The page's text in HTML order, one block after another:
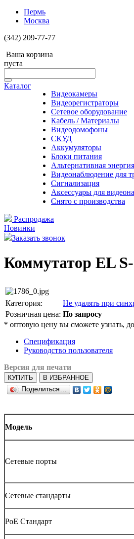
Пермь
Москва
(342) 209-77-77
Ваша корзина
пуста
Каталог
Видеокамеры
Видеорегистраторы
Сетевое оборудование
Кабель / Материалы
Видеодомофоны
СКУД
Аккумуляторы
Блоки питания
Альтернативная энергия
Видеонаблюдение для
Сигнализация
Аксессуары для
Снято с производства
Распродажа
Новинки
Заказать звонок
Коммутатор EL
Категория:
Не удалять при
Розничная цена: По запросу
* оптовую цену вы сможете узнать,
Спецификация
Руководство пользователя
Версия для печати
КУПИТЬ
В ИЗБРАННОЕ
Поделиться…
Модель
Сетевые порты
Сетевые стандарты
PoE Стандарт